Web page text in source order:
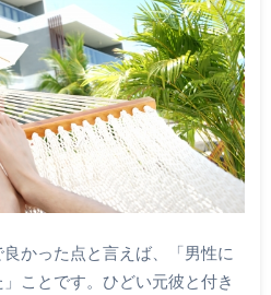
かった点と言えば、「男性に
ことです。ひどい元彼と付き